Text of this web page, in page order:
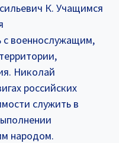
К. Учащимся
с военнослужащим,
Николай
российских
служить в
народом.